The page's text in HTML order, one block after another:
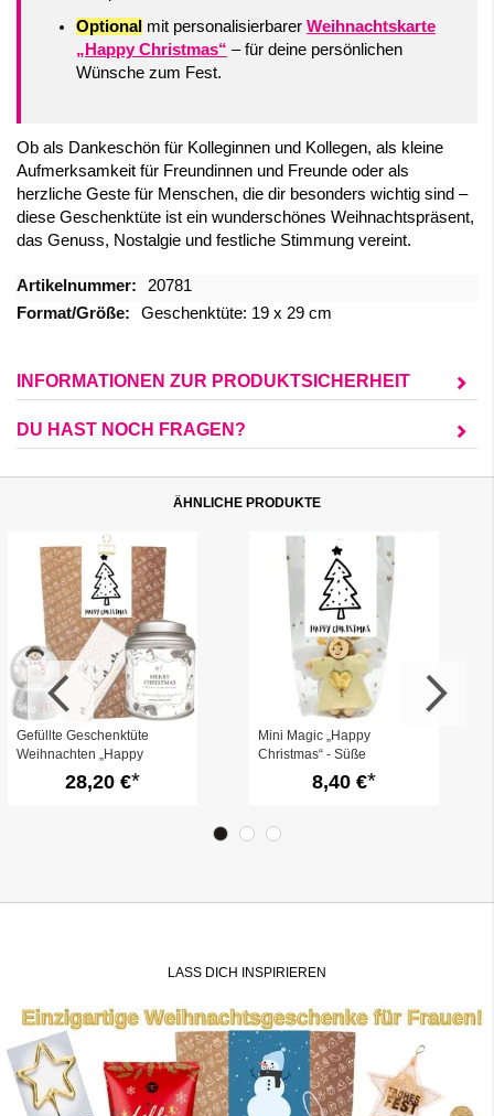
Optional mit personalisierbarer Weihnachtskarte
„Happy Christmas“ – für deine persönlichen
Wünsche zum Fest.
Ob als Dankeschön für Kolleginnen und Kollegen, als kleine
Aufmerksamkeit für Freundinnen und Freunde oder als
herzliche Geste für Menschen, die dir besonders wichtig sind –
diese Geschenktüte ist ein wunderschönes Weihnachtspräsent,
das Genuss, Nostalgie und festliche Stimmung vereint.
Mehr
Informationen
20781
Geschenktüte: 19 x 29 cm
INFORMATIONEN ZUR PRODUKTSICHERHEIT
DU HAST NOCH FRAGEN?
ÄHNLICHE PRODUKTE
Gefüllte Geschenktüte
Weihnachten „Happy
Christmas“ (Set 8) -
Besonderes28,20 €
Mini Magic „Happy
Christmas“ - Süße
Kleinigkeit für Weihnachten
8,40 €
LASS DICH INSPIRIEREN